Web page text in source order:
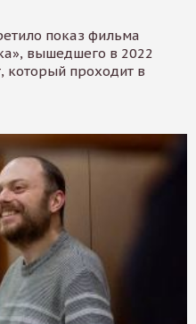
показ фильма
вышедшего в 2022
который проходит в